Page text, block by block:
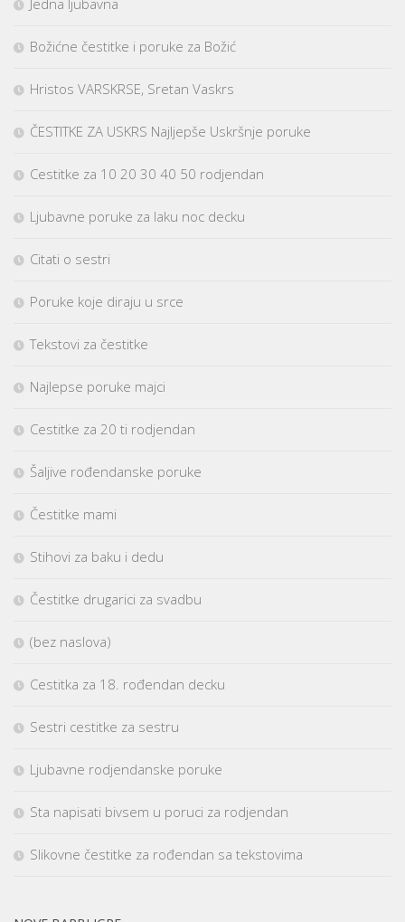
Jedna ljubavna
Božićne čestitke i poruke za Božić
Hristos VARSKRSE, Sretan Vaskrs
ČESTITKE ZA USKRS Najljepše Uskršnje poruke
Cestitke za 10 20 30 40 50 rodjendan
Ljubavne poruke za laku noc decku
Citati o sestri
Poruke koje diraju u srce
Tekstovi za čestitke
Najlepse poruke majci
Cestitke za 20 ti rodjendan
Šaljive rođendanske poruke
Čestitke mami
Stihovi za baku i dedu
Čestitke drugarici za svadbu
(bez naslova)
Cestitka za 18. rođendan decku
Sestri cestitke za sestru
Ljubavne rodjendanske poruke
Sta napisati bivsem u poruci za rodjendan
Slikovne čestitke za rođendan sa tekstovima